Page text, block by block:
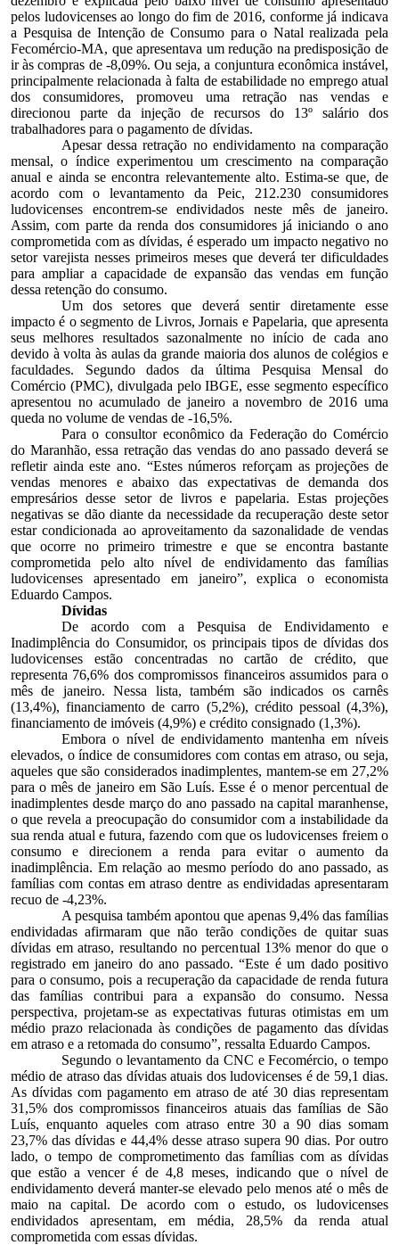
pelos ludovicenses ao longo do fim de 2016, conforme já indicava
a Pesquisa de Intenção de Consumo para o Natal realizada pela
Fecomércio-MA, que apresentava um redução na predisposição de
ir às compras de -8,09%. Ou seja, a conjuntura econômica instável,
principalmente relacionada à falta de estabilidade no emprego atual
dos consumidores, promoveu uma retração nas vendas e
direcionou parte da injeção de recursos do 13º salário dos
trabalhadores para o pagamento de dívidas.
Apesar dessa retração no endividamento na comparação
mensal, o índice experimentou um crescimento na comparação
anual e ainda se encontra relevantemente alto. Estima-se que, de
acordo com o levantamento da Peic, 212.230 consumidores
ludovicenses encontrem-se endividados neste mês de janeiro.
Assim, com parte da renda dos consumidores já iniciando o ano
comprometida com as dívidas, é esperado um impacto negativo no
setor varejista nesses primeiros meses que deverá ter dificuldades
para ampliar a capacidade de expansão das vendas em função
dessa retenção do consumo.
Um dos setores que deverá sentir diretamente esse
impacto é o segmento de Livros, Jornais e Papelaria, que apresenta
seus melhores resultados sazonalmente no início de cada ano
devido à volta às aulas da grande maioria dos alunos de colégios e
faculdades. Segundo dados da última Pesquisa Mensal do
Comércio (PMC), divulgada pelo IBGE, esse segmento específico
apresentou no acumulado de janeiro a novembro de 2016 uma
queda no volume de vendas de -16,5%.
Para o consultor econômico da Federação do Comércio
do Maranhão, essa retração das vendas do ano passado deverá se
refletir ainda este ano. “Estes números reforçam as projeções de
vendas menores e abaixo das expectativas de demanda dos
empresários desse setor de livros e papelaria. Estas projeções
negativas se dão diante da necessidade da recuperação deste setor
estar condicionada ao aproveitamento da sazonalidade de vendas
que ocorre no primeiro trimestre e que se encontra bastante
comprometida pelo alto nível de endividamento das famílias
ludovicenses apresentado em janeiro”, explica o economista
Eduardo Campos.
Dívidas
De acordo com a Pesquisa de Endividamento e
Inadimplência do Consumidor, os principais tipos de dívidas dos
ludovicenses estão concentradas no cartão de crédito, que
representa 76,6% dos compromissos financeiros assumidos para o
mês de janeiro. Nessa lista, também são indicados os carnês
(13,4%), financiamento de carro (5,2%), crédito pessoal (4,3%),
financiamento de imóveis (4,9%) e crédito consignado (1,3%).
Embora o nível de endividamento mantenha em níveis
elevados, o índice de consumidores com contas em atraso, ou seja,
aqueles que são considerados inadimplentes, mantem-se em 27,2%
para o mês de janeiro em São Luís. Esse é o menor percentual de
inadimplentes desde março do ano passado na capital maranhense,
o que revela a preocupação do consumidor com a instabilidade da
sua renda atual e futura, fazendo com que os ludovicenses freiem o
consumo e direcionem a renda para evitar o aumento da
inadimplência. Em relação ao mesmo período do ano passado, as
famílias com contas em atraso dentre as endividadas apresentaram
recuo de -4,23%.
A pesquisa também apontou que apenas 9,4% das famílias
endividadas afirmaram que não terão condições de quitar suas
dívidas em atraso, resultando no percentual 13% menor do que o
registrado em janeiro do ano passado. “Este é um dado positivo
para o consumo, pois a recuperação da capacidade de renda futura
das famílias contribui para a expansão do consumo. Nessa
perspectiva, projetam-se as expectativas futuras otimistas em um
médio prazo relacionada às condições de pagamento das dívidas
em atraso e a retomada do consumo”, ressalta Eduardo Campos.
Segundo o levantamento da CNC e Fecomércio, o tempo
médio de atraso das dívidas atuais dos ludovicenses é de 59,1 dias.
As dívidas com pagamento em atraso de até 30 dias representam
31,5% dos compromissos financeiros atuais das famílias de São
Luís, enquanto aqueles com atraso entre 30 a 90 dias somam
23,7% das dívidas e 44,4% desse atraso supera 90 dias. Por outro
lado, o tempo de comprometimento das famílias com as dívidas
que estão a vencer é de 4,8 meses, indicando que o nível de
endividamento deverá manter-se elevado pelo menos até o mês de
maio na capital. De acordo com o estudo, os ludovicenses
endividados apresentam, em média, 28,5% da renda atual
comprometida com essas dívidas.